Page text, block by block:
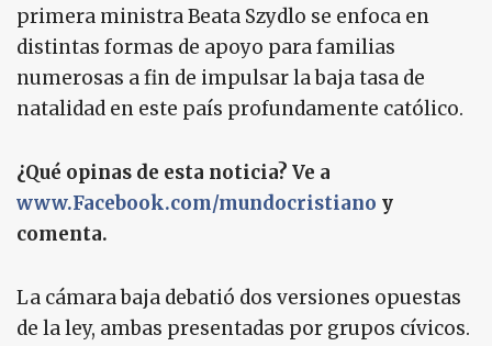
primera ministra Beata Szydlo se enfoca en
distintas formas de apoyo para familias
numerosas a fin de impulsar la baja tasa de
natalidad en este país profundamente católico.
¿Qué opinas de esta noticia? Ve a
www.Facebook.com/mundocristiano y
comenta.
La cámara baja debatió dos versiones opuestas
de la ley, ambas presentadas por grupos cívicos.